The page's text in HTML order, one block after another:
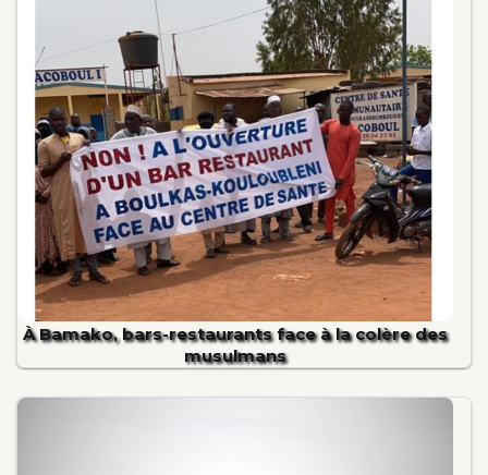
À Bamako, bars-restaurants face à la colère des
musulmans